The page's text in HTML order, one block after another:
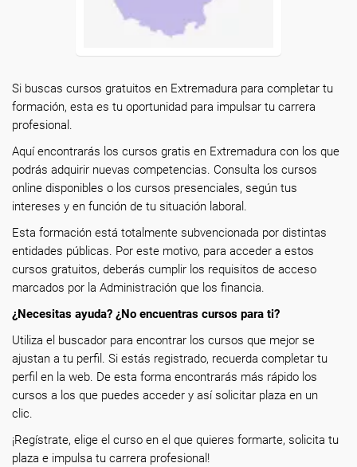
Si buscas cursos gratuitos en Extremadura para completar tu
formación, esta es tu oportunidad para impulsar tu carrera
profesional.
Aquí encontrarás los cursos gratis en Extremadura con los que
podrás adquirir nuevas competencias. Consulta los cursos
online disponibles o los cursos presenciales, según tus
intereses y en función de tu situación laboral.
Esta formación está totalmente subvencionada por distintas
entidades públicas. Por este motivo, para acceder a estos
cursos gratuitos, deberás cumplir los requisitos de acceso
marcados por la Administración que los financia.
¿Necesitas ayuda? ¿No encuentras cursos para ti?
Utiliza el buscador para encontrar los cursos que mejor se
ajustan a tu perfil. Si estás registrado, recuerda completar tu
perfil en la web. De esta forma encontrarás más rápido los
cursos a los que puedes acceder y así solicitar plaza en un
clic.
¡Regístrate, elige el curso en el que quieres formarte, solicita tu
plaza e impulsa tu carrera profesional!